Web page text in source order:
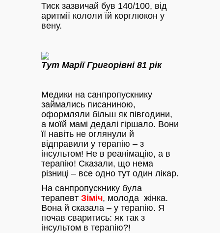
Тиск зазвичай був 140/100, від
аритмії кололи їй корглюкон у
вену.
Тут Марії Григорівні 81 рік
Медики на санпропускнику
займались писаниною,
оформляли більш як півгодини,
а моїй мамі дедалі гіршало. Вони
її навіть не оглянули й
відправили у терапію – з
інсультом! Не в реанімацію, а в
терапію! Сказали, що нема
різниці – все одно тут один лікар.
На санпропускнику була
терапевт Зіміч, молода жінка.
Вона й сказала – у терапію. Я
почав сваритись: як так з
інсультом в терапію?!